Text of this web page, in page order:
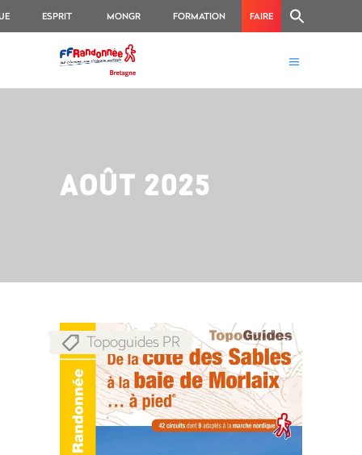
ESPRIT
RANDO
MONGR FORMATION FAIRE
AOÛT 2025
Topoguides PR